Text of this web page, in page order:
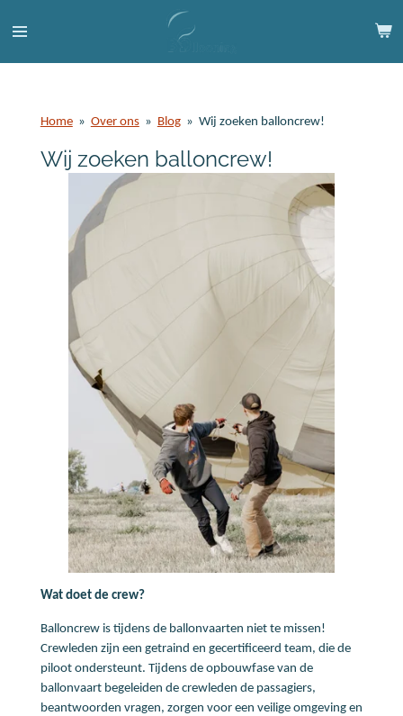
direct
Home » Over ons » Blog » Wij zoeken balloncrew!
Wij zoeken balloncrew!
Wat doet de crew?
Balloncrew is tijdens de ballonvaarten niet te missen!
Crewleden zijn een getraind en gecertificeerd team, die de
piloot ondersteunt. Tijdens de opbouwfase van de
ballonvaart begeleiden de crewleden de passagiers,
beantwoorden vragen, zorgen voor een veilige omgeving en